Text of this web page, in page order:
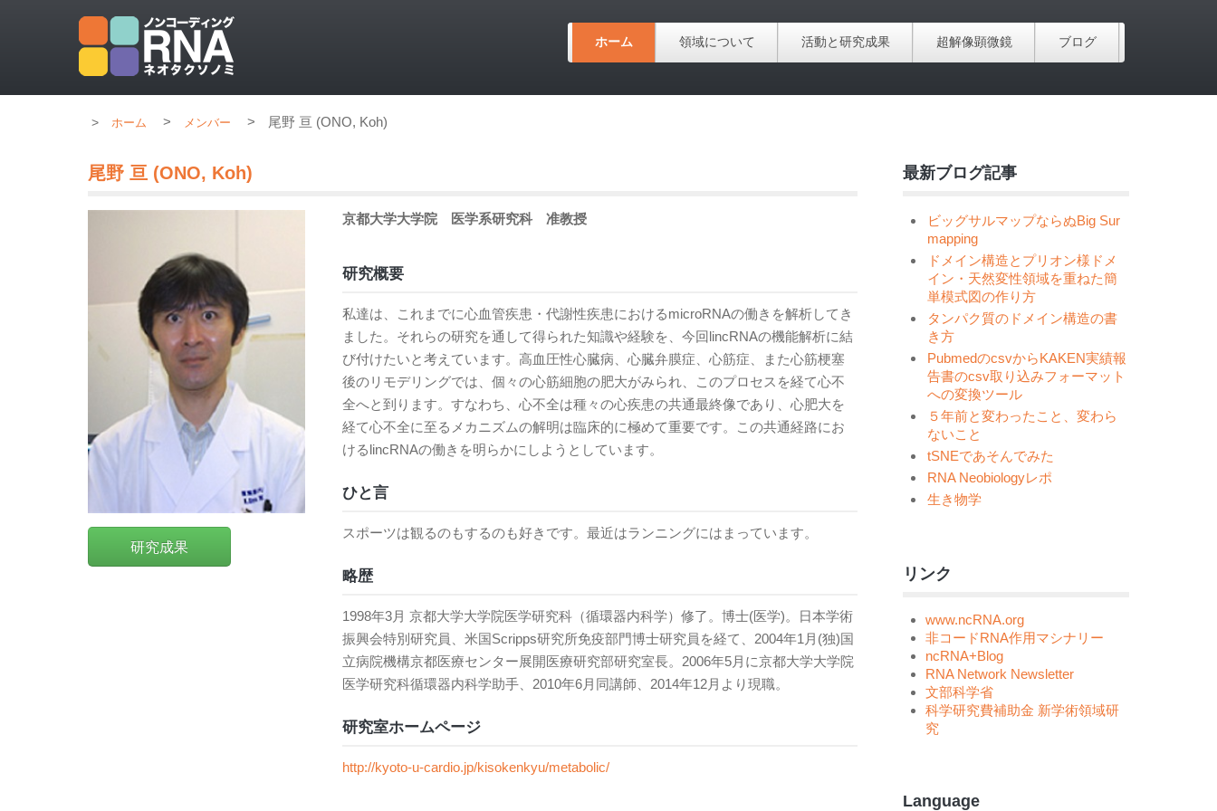
ホーム 領域について 活動と研究成果 超解像顕微鏡 ブログ
ホーム > メンバー > 尾野 亘 (ONO, Koh)
尾野 亘 (ONO, Koh)
研究成果
京都大学大学院 医学系研究科 准教授
研究概要
私達は、これまでに心血管疾患・代謝性疾患におけるmicroRNAの働きを解析してき
ました。それらの研究を通して得られた知識や経験を、今回lincRNAの機能解析に結
び付けたいと考えています。高血圧性心臓病、心臓弁膜症、心筋症、また心筋梗塞
後のリモデリングでは、個々の心筋細胞の肥大がみられ、このプロセスを経て心不
全へと到ります。すなわち、心不全は種々の心疾患の共通最終像であり、心肥大を
経て心不全に至るメカニズムの解明は臨床的に極めて重要です。この共通経路にお
けるlincRNAの働きを明らかにしようとしています。
ひと言
スポーツは観るのもするのも好きです。最近はランニングにはまっています。
略歴
1998年3月 京都大学大学院医学研究科（循環器内科学）修了。博士(医学)。日本学術
振興会特別研究員、米国Scripps研究所免疫部門博士研究員を経て、2004年1月(独)国
立病院機構京都医療センター展開医療研究部研究室長。2006年5月に京都大学大学院
医学研究科循環器内科学助手、2010年6月同講師、2014年12月より現職。
研究室ホームページ
http://kyoto-u-cardio.jp/kisokenkyu/metabolic/
最新ブログ記事
ビッグサルマップならぬBig Sur
mapping
ドメイン構造とプリオン様ドメ
イン・天然変性領域を重ねた簡
単模式図の作り方
タンパク質のドメイン構造の書
き方
PubmedのcsvからKAKEN実績報
告書のcsv取り込みフォーマット
への変換ツール
５年前と変わったこと、変わら
ないこと
tSNEであそんでみた
RNA Neobiologyレポ
生き物学
リンク
www.ncRNA.org
非コードRNA作用マシナリー
ncRNA+Blog
RNA Network Newsletter
文部科学省
科学研究費補助金 新学術領域研
究
Language